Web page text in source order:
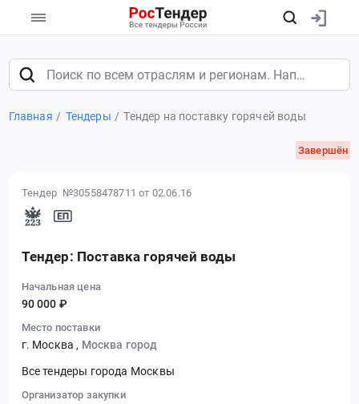
Главная Тендеры Тендер на поставку горячей воды
Завершён
Тендер №30558478711 от 02.06.16
Тендер: Поставка горячей воды
Начальная цена
90 000 ₽
Место поставки
г. Москва , Москва город
Все тендеры города Москвы
Организатор закупки